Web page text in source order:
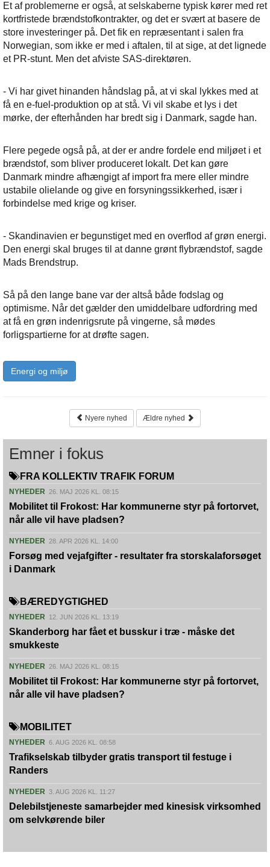
Et af problemerne er også, at selskaberne typisk kører med ret
kortfristede brændstofkontrakter, og det er svært at basere de
store investeringer på. Det fik en repræsentant i salen fra
Norwegian, som ikke er med i aftalen, til at sige, at det lignede
et PR-stunt. Men det afviste SAS-direktøren.
- Vi har givet hinanden håndslag på, at vi skal lykkes med at
få en e-fuel-produktion op at stå. Vi vil skabe et lys i det
mørke, der efterhånden har bredt sig i Danmark, sagde han.
Flere pegede også på, at der er andre fordele end miljøet i et
brændstof, som bliver produceret lokalt. Det kan gøre
Danmark mindre afhængigt af import fra mere eller mindre
ustabile olielande og give en forsyningssikkerhed, især i
forbindelse med krige og kriser.
- Skandinavien er begunstiget med en overflod af grøn energi.
Den energi skal bruges til at danne grønt flybrændstof, sagde
Mads Brendstrup.
Så på den lange bane var der altså både fodslag og
optimisme. Når det gælder den umiddelbare udfordring med
at få en grøn indenrigsrute på vingerne, så mødes
forligspartierne for at drøfte sagen.
Energi og miljø
Nyere nyhed Ældre nyhed
Emner i fokus
FRA KOLLEKTIV TRAFIK FORUM
NYHEDER 26. MAJ 2026 KL. 08:15
Mobilitet til Frokost: Har kommunerne styr på fortorvet,
når alle vil have pladsen?
NYHEDER 28. APR 2026 KL. 14:00
Forsøg med vejafgifter - resultater fra storskalaforsøget
i Danmark
BÆREDYGTIGHED
NYHEDER 12. JUN 2026 KL. 13:19
Skanderborg har fået et busskur i træ - måske det
smukkeste
NYHEDER 26. MAJ 2026 KL. 08:15
Mobilitet til Frokost: Har kommunerne styr på fortorvet,
når alle vil have pladsen?
MOBILITET
NYHEDER 6. AUG 2026 KL. 08:58
Trafikselskab tilbyder gratis transport til festuge i
Randers
NYHEDER 3. AUG 2026 KL. 11:27
Delebilstjeneste samarbejder med kinesisk virksomhed
om selvkørende biler